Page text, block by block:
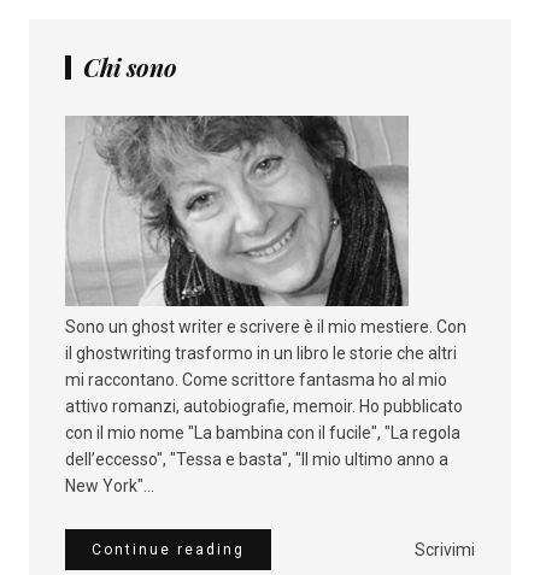
Chi sono
Sono un ghost writer e scrivere è il mio mestiere. Con
il ghostwriting trasformo in un libro le storie che altri
mi raccontano. Come scrittore fantasma ho al mio
attivo romanzi, autobiografie, memoir. Ho pubblicato
con il mio nome "La bambina con il fucile", "La regola
dell’eccesso", "Tessa e basta", "Il mio ultimo anno a
New York"...
Scrivimi
Continue reading